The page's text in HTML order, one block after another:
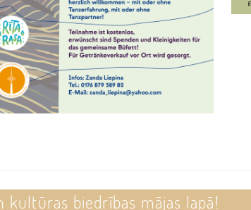
biedrības mājas lapā!